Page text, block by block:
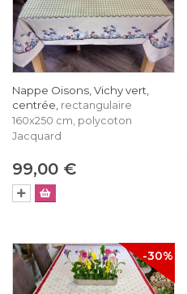
Nappe Oisons, Vichy vert,
centrée, rectangulaire
160x250 cm, polycoton
Jacquard
99,00 €
-30%